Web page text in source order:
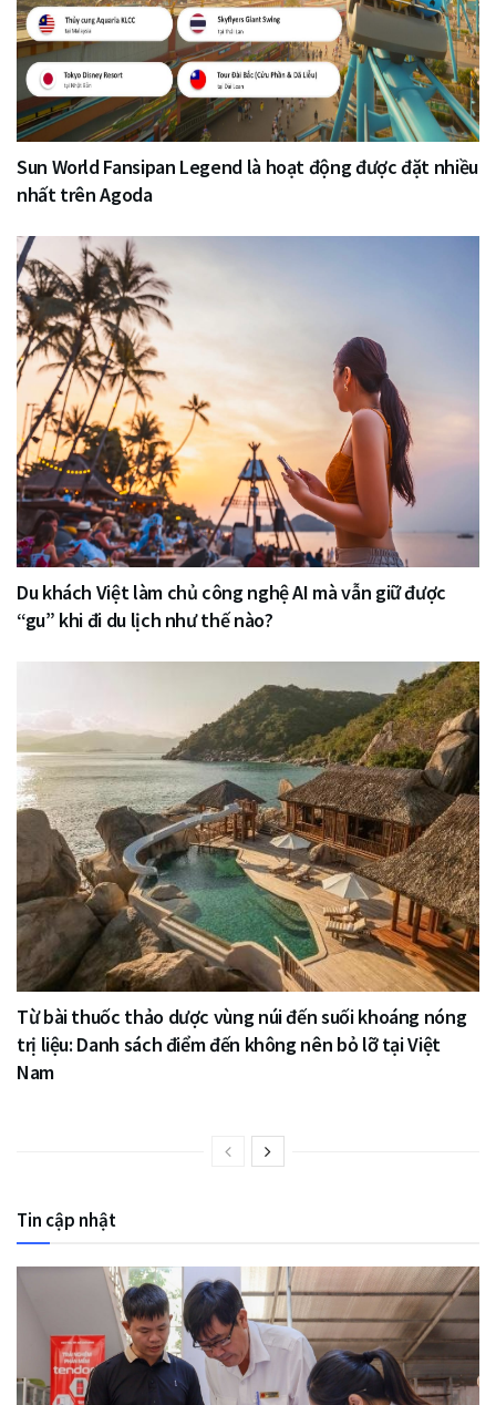
Sun World Fansipan Legend là hoạt động được đặt nhiều
nhất trên Agoda
Du khách Việt làm chủ công nghệ AI mà vẫn giữ được
“gu” khi đi du lịch như thế nào?
Từ bài thuốc thảo dược vùng núi đến suối khoáng nóng
trị liệu: Danh sách điểm đến không nên bỏ lỡ tại Việt
Nam
Tin cập nhật